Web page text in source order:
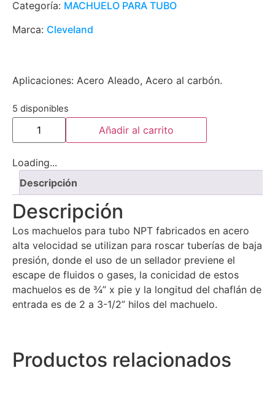
Categoría: MACHUELO PARA TUBO
Marca: Cleveland
Aplicaciones: Acero Aleado, Acero al carbón.
5 disponibles
Añadir al carrito
Loading...
Descripción
Descripción
Los machuelos para tubo NPT fabricados en acero
alta velocidad se utilizan para roscar tuberías de baja
presión, donde el uso de un sellador previene el
escape de fluidos o gases, la conicidad de estos
machuelos es de ¾” x pie y la longitud del chaflán de
entrada es de 2 a 3-1/2” hilos del machuelo.
Productos relacionados